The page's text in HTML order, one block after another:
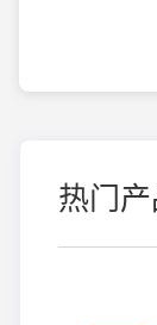
热门